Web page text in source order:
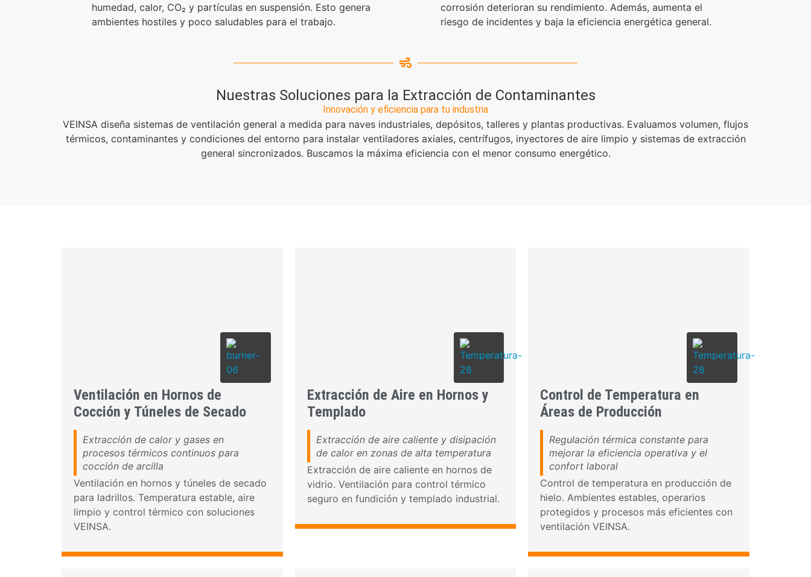
humedad, calor, CO₂ y partículas en suspensión. Esto genera
ambientes hostiles y poco saludables para el trabajo.
corrosión deterioran su rendimiento. Además, aumenta el
riesgo de incidentes y baja la eficiencia energética general.
Nuestras Soluciones para la Extracción de Contaminantes
Innovación y eficiencia para tu industria
VEINSA diseña sistemas de ventilación general a medida para naves industriales, depósitos, talleres y plantas productivas. Evaluamos volumen, flujos
térmicos, contaminantes y condiciones del entorno para instalar ventiladores axiales, centrífugos, inyectores de aire limpio y sistemas de extracción
general sincronizados. Buscamos la máxima eficiencia con el menor consumo energético.
Ventilación en Hornos de
Cocción y Túneles de Secado
Extracción de calor y gases en
procesos térmicos continuos para
cocción de arcilla
Ventilación en hornos y túneles de secado
para ladrillos. Temperatura estable, aire
limpio y control térmico con soluciones
VEINSA.
Extracción de Aire en Hornos y
Templado
Extracción de aire caliente y disipación
de calor en zonas de alta temperatura
Extracción de aire caliente en hornos de
vidrio. Ventilación para control térmico
seguro en fundición y templado industrial.
Control de Temperatura en
Áreas de Producción
Regulación térmica constante para
mejorar la eficiencia operativa y el
confort laboral
Control de temperatura en producción de
hielo. Ambientes estables, operarios
protegidos y procesos más eficientes con
ventilación VEINSA.